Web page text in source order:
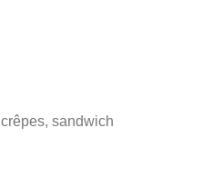
sandwich